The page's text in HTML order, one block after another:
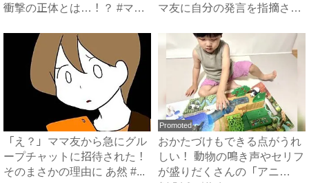
衝撃の正体とは…！？ #マ
マ友に自分の発言を指摘さ
「え？」ママ友から急にグル
ープチャットに招待された！
そのまさかの理由に あ然 #...
Promoted
おかたづけもできる点がうれ
しい！ 動物の鳴き声やセリフ
が盛りだくさんの「アニ